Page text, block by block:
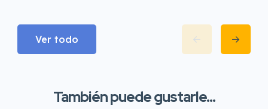
Ver todo
También puede gustarle...